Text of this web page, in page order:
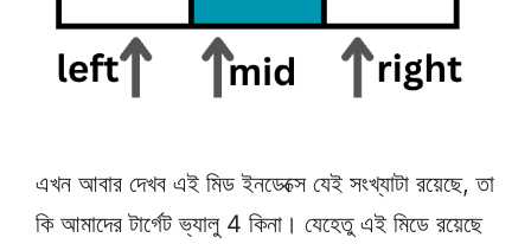
এখন আবার দেখব এই মিড ইনডেক্সে যেই সংখ্যাটা রয়েছে, তা
কি আমাদের টার্গেট ভ্যালু 4 কিনা। যেহেতু এই মিডে রয়েছে